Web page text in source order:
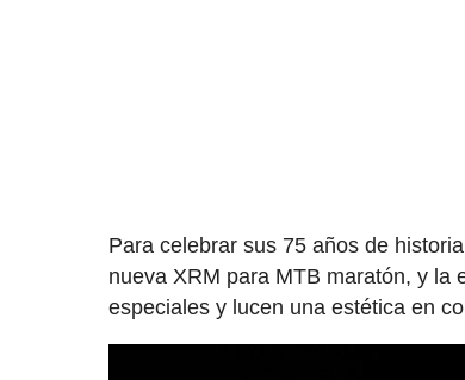
Para celebrar sus 75 años de
nueva XRM para MTB maratón, y la
especiales y lucen una estética en